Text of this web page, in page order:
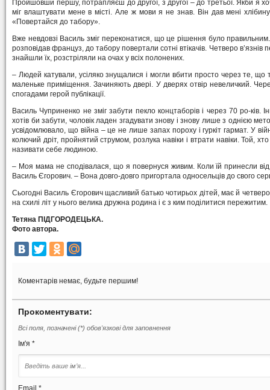
Пройшовши першу, потрапляєш до другої, з другої – до третьої. Якби я
міг влаштувати мене в місті. Але ж мови я не знав. Він дав мені
«Повертайся до табору».
Вже невдовзі Василь зміг переконатися, що це рішення було
розповідав француз, до табору повертали сотні втікачів. Четверо в’язнів
знайшли їх, розстріляли на очах у всіх полонених.
– Людей катували, усіляко знущалися і могли вбити просто через те, що
маленьке приміщення. Зачиняють двері. У дверях отвір невеличкий.
спогадами герой публікації.
Василь Чуприненко не зміг забути пекло концтаборів і через 70 ро-
хотів би забути, чоловік ладен згадувати знову і знову лише з однією
усвідомлювало, що війна – це не лише запах пороху і гуркіт гармат. У
колючий дріт, пройнятий струмом, розлука навіки і втрати навіки. Той,
називати себе людиною.
– Моя мама не сподівалася, що я повернуся живим. Коли їй принесли
Василь Єгорович. – Вона довго-довго пригортала односельців до свого
Сьогодні Василь Єгорович щасливий батько чотирьох дітей, має й
на схилі літ у нього велика дружна родина і є з ким поділитися пережитим.
Тетяна ПІДГОРОДЕЦЬКА.
Фото автора.
Коментарів немає, будьте першим!
Прокоментувати:
Всі поля, позначені (*) обов'язкові для заповнення
Ім'я *
Email *